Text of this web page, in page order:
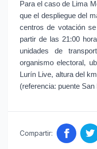
Para el caso de Lima
que el despliegue del
centros de votación
partir de las 21:00
unidades de
organismo electoral,
Lurín Live, altura del
(referencia: puente San
Compartir: